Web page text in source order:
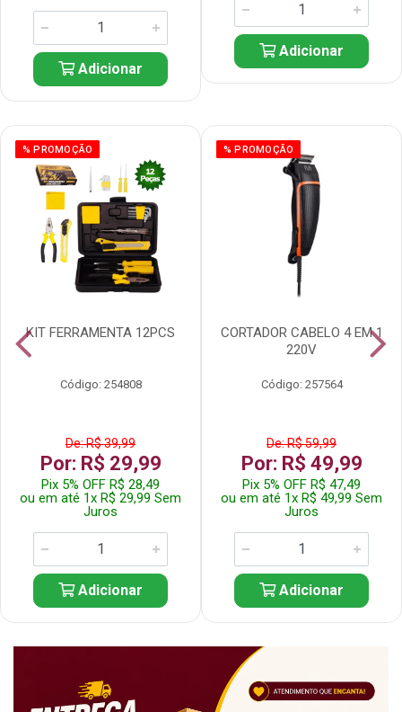
Adicionar
Adicionar
% PROMOÇÃO
KIT FERRAMENTA 12PCS
Código: 254808
De: R$ 39,99
Por: R$ 29,99
Pix 5% OFF R$ 28,49
ou em até 1x R$ 29,99 Sem
Juros
Adicionar
% PROMOÇÃO
CORTADOR CABELO 4 EM 1
220V
Código: 257564
De: R$ 59,99
Por: R$ 49,99
Pix 5% OFF R$ 47,49
ou em até 1x R$ 49,99 Sem
Juros
Adicionar